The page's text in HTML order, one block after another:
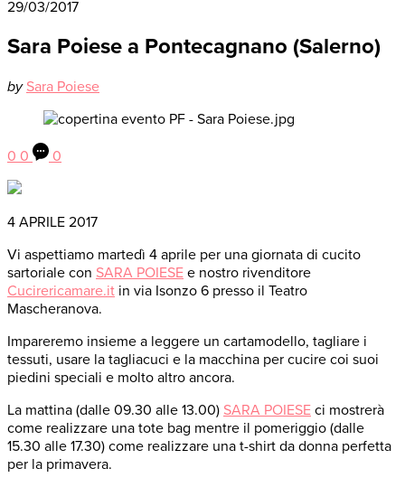
29/03/2017
Sara Poiese a Pontecagnano (Salerno)
by Sara Poiese
0 0 0
4 APRILE 2017
Vi aspettiamo martedì 4 aprile per una giornata di cucito
sartoriale con SARA POIESE e nostro rivenditore
Cucirericamare.it in via Isonzo 6 presso il Teatro
Mascheranova.
Impareremo insieme a leggere un cartamodello, tagliare i
tessuti, usare la tagliacuci e la macchina per cucire coi suoi
piedini speciali e molto altro ancora.
La mattina (dalle 09.30 alle 13.00) SARA POIESE ci mostrerà
come realizzare una tote bag mentre il pomeriggio (dalle
15.30 alle 17.30) come realizzare una t-shirt da donna perfetta
per la primavera.